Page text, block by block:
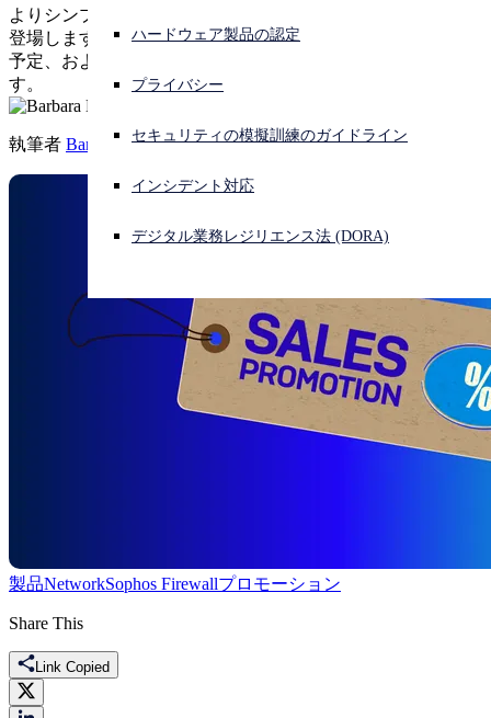
サイバー攻撃を受けている場合、連絡先はこちら
サインイン
日本語 Open language switcher
ハードウェア製品の認定
プライバシー
セキュリティの模擬訓練のガイドライン
インシデント対応
デジタル業務レジリエンス法 (DORA)
よりシンプルで透明性の高いプロモーションラインナップが
登場します。4月1日からの変更点、7月1日に予定されている
予定、および今四半期に使用するコードは以下のとおりで
す。
執筆者 Barbara Hudson
製品NetworkSophos Firewallプロモーション
Share This
Link Copied